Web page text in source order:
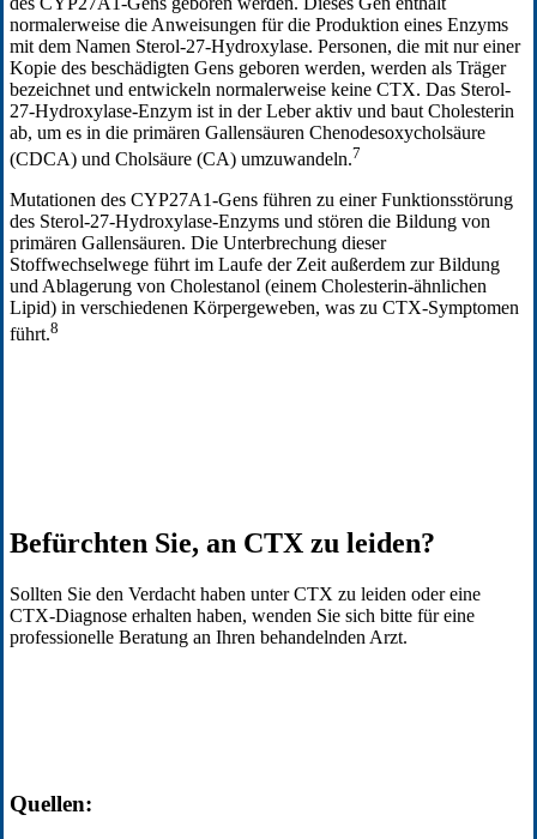
normalerweise die Anweisungen für die Produktion eines Enzyms
mit dem Namen Sterol-27-Hydroxylase. Personen, die mit nur einer
Kopie des beschädigten Gens geboren werden, werden als Träger
bezeichnet und entwickeln normalerweise keine CTX. Das Sterol-
27-Hydroxylase-Enzym ist in der Leber aktiv und baut Cholesterin
ab, um es in die primären Gallensäuren Chenodesoxycholsäure
(CDCA) und Cholsäure (CA) umzuwandeln.7
Mutationen des CYP27A1-Gens führen zu einer Funktionsstörung
des Sterol-27-Hydroxylase-Enzyms und stören die Bildung von
primären Gallensäuren. Die Unterbrechung dieser
Stoffwechselwege führt im Laufe der Zeit außerdem zur Bildung
und Ablagerung von Cholestanol (einem Cholesterin-ähnlichen
Lipid) in verschiedenen Körpergeweben, was zu CTX-Symptomen
führt.8
Befürchten Sie, an CTX zu leiden?
Sollten Sie den Verdacht haben unter CTX zu leiden oder eine
CTX-Diagnose erhalten haben, wenden Sie sich bitte für eine
professionelle Beratung an Ihren behandelnden Arzt.
Quellen: